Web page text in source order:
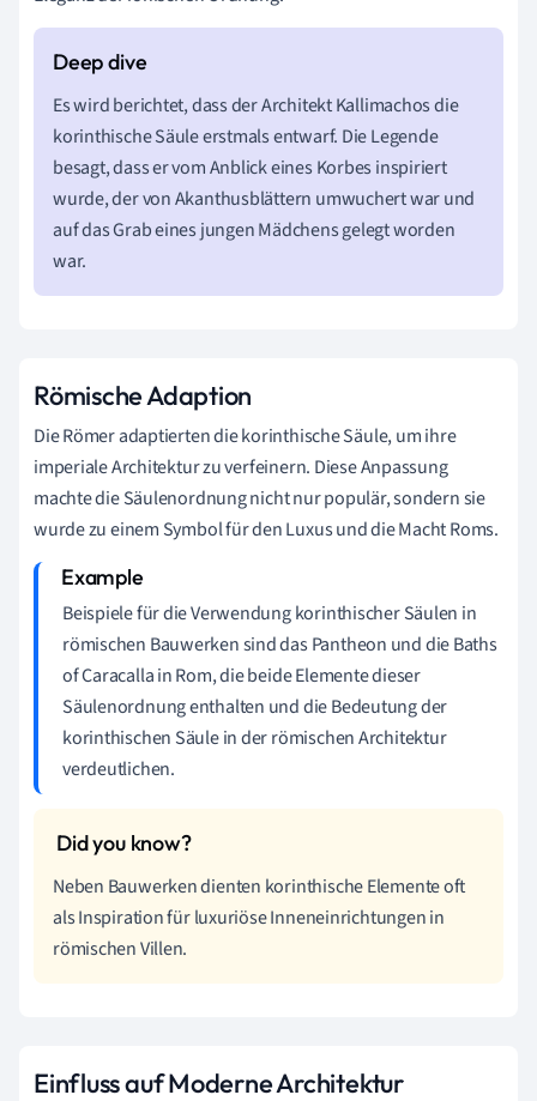
Es wird berichtet, dass der Architekt Kallimachos die
korinthische Säule erstmals entwarf. Die Legende
besagt, dass er vom Anblick eines Korbes inspiriert
wurde, der von Akanthusblättern umwuchert war und
auf das Grab eines jungen Mädchens gelegt worden
war.
Römische Adaption
Die Römer adaptierten die korinthische Säule, um ihre
imperiale Architektur zu verfeinern. Diese Anpassung
machte die Säulenordnung nicht nur populär, sondern sie
wurde zu einem Symbol für den Luxus und die Macht Roms.
Beispiele für die Verwendung korinthischer Säulen in
römischen Bauwerken sind das Pantheon und die Baths
of Caracalla in Rom, die beide Elemente dieser
Säulenordnung enthalten und die Bedeutung der
korinthischen Säule in der römischen Architektur
verdeutlichen.
Neben Bauwerken dienten korinthische Elemente oft
als Inspiration für luxuriöse Inneneinrichtungen in
römischen Villen.
Einfluss auf Moderne Architektur